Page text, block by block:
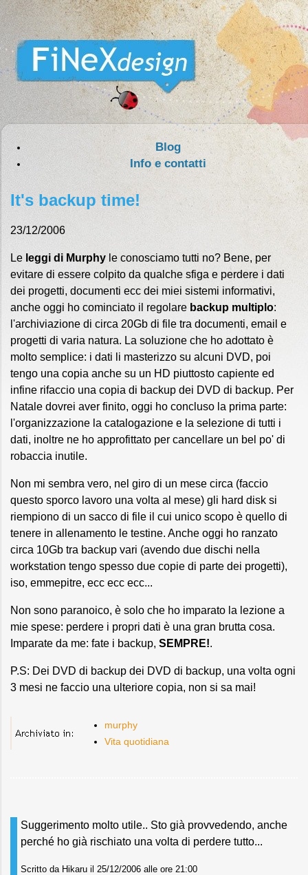
Blog
Info e contatti
It's backup time!
23/12/2006
Le leggi di Murphy le conosciamo tutti no? Bene, per
evitare di essere colpito da qualche sfiga e perdere i dati
dei progetti, documenti ecc dei miei sistemi informativi,
anche oggi ho cominciato il regolare backup multiplo:
l'archiviazione di circa 20Gb di file tra documenti, email e
progetti di varia natura. La soluzione che ho adottato è
molto semplice: i dati li masterizzo su alcuni DVD, poi
tengo una copia anche su un HD piuttosto capiente ed
infine rifaccio una copia di backup dei DVD di backup. Per
Natale dovrei aver finito, oggi ho concluso la prima parte:
l'organizzazione la catalogazione e la selezione di tutti i
dati, inoltre ne ho approfittato per cancellare un bel po' di
robaccia inutile.
Non mi sembra vero, nel giro di un mese circa (faccio
questo sporco lavoro una volta al mese) gli hard disk si
riempiono di un sacco di file il cui unico scopo è quello di
tenere in allenamento le testine. Anche oggi ho ranzato
circa 10Gb tra backup vari (avendo due dischi nella
workstation tengo spesso due copie di parte dei progetti),
iso, emmepitre, ecc ecc ecc...
Non sono paranoico, è solo che ho imparato la lezione a
mie spese: perdere i propri dati è una gran brutta cosa.
Imparate da me: fate i backup, SEMPRE!.
P.S: Dei DVD di backup dei DVD di backup, una volta ogni
3 mesi ne faccio una ulteriore copia, non si sa mai!
murphy
Vita quotidiana
Suggerimento molto utile.. Sto già provvedendo, anche
perché ho già rischiato una volta di perdere tutto...
Scritto da Hikaru il 25/12/2006 alle ore 21:00